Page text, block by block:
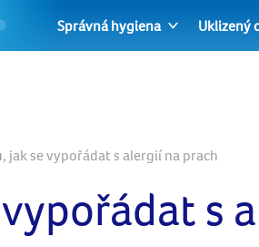
Správná hygiena Uklizený
jak se vypořádat s alergií na prach
s